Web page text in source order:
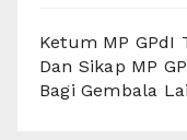
Ketum MP GPdI
Dan Sikap MP
Bagi Gembala